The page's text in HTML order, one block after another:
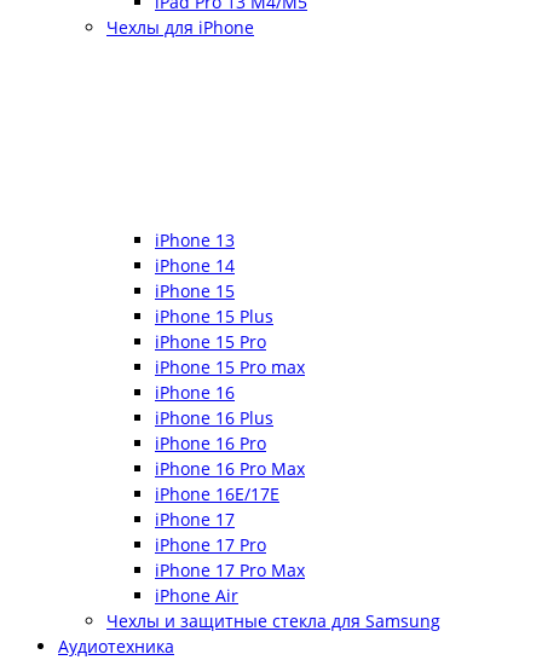
Чехлы для iPhone
iPhone 13
iPhone 14
iPhone 15
iPhone 15 Plus
iPhone 15 Pro
iPhone 15 Pro max
iPhone 16
iPhone 16 Plus
iPhone 16 Pro
iPhone 16 Pro Max
iPhone 16E/17E
iPhone 17
iPhone 17 Pro
iPhone 17 Pro Max
iPhone Air
Чехлы и защитные стекла для Samsung
Аудиотехника